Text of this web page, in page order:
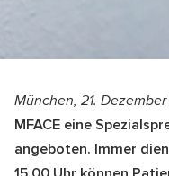
München, 21.
MFACE eine
angeboten. Immer